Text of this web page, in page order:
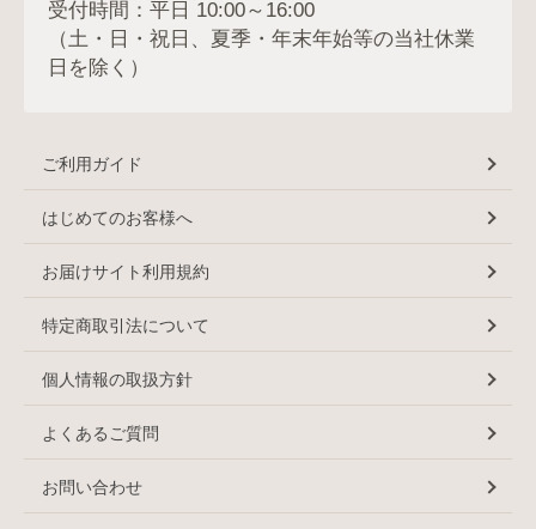
受付時間：平日 10:00～16:00
（土・日・祝日、夏季・年末年始等の当社休業
日を除く）
ご利用ガイド
はじめてのお客様へ
お届けサイト利用規約
特定商取引法について
個人情報の取扱方針
よくあるご質問
お問い合わせ